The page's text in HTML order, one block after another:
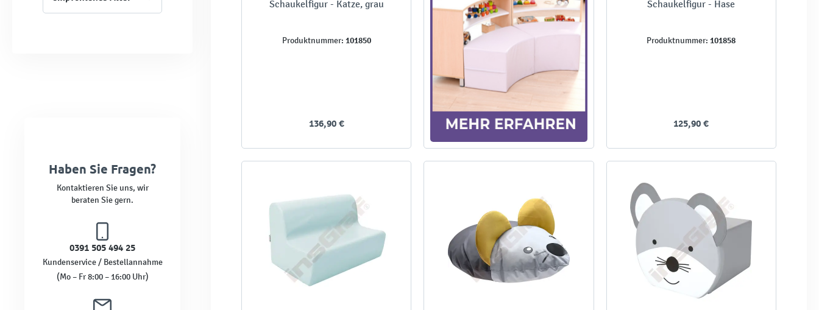
Haben Sie Fragen?
Kontaktieren Sie uns, wir
beraten Sie gern.
0391 505 494 25
Kundenservice / Bestellannahme
(Mo – Fr 8:00 – 16:00 Uhr)
Schaukelfigur - Katze, grau
Produktnummer: 101850
136,90 €
Schaukelfigur - Hase
Produktnummer: 101858
125,90 €